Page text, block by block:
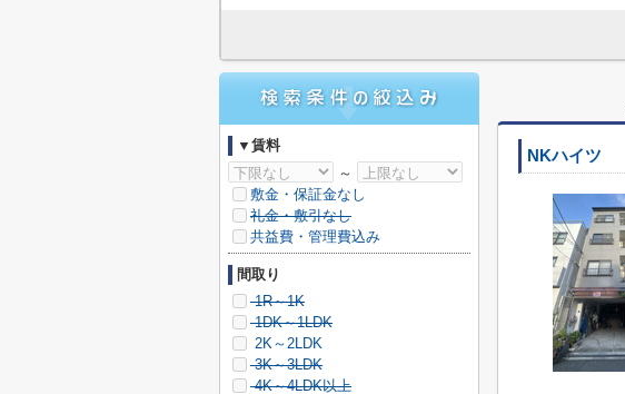
NKハイツ
▼賃料
～
敷金・保証金なし
礼金・敷引なし
共益費・管理費込み
間取り
1R～1K
1DK～1LDK
2K～2LDK
3K～3LDK
4K～4LDK以上